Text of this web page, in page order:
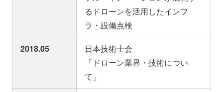
るドローンを活用したインフ
ラ・設備点検
2018.05
日本技術士会
「ドローン業界・技術につい
て」